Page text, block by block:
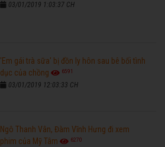
03/01/2019 1:03:37 CH
'Em gái trà sữa' bị đồn ly hôn sau bê bối tình
dục của chồng
6591
03/01/2019 12:03:33 CH
Ngô Thanh Vân, Đàm Vĩnh Hưng đi xem
phim của Mỹ Tâm
6270